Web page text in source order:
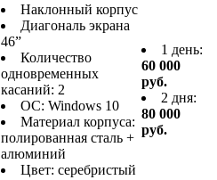
Наклонный корпус
Диагональ экрана
46”
Количество
одновременных
касаний: 2
ОС: Windows 10
Материал корпуса:
полированная сталь +
алюминий
Цвет: серебристый
1 день:
60 000
руб.
2 дня:
80 000
руб.